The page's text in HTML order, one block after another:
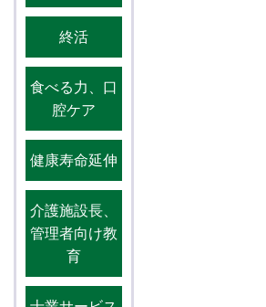
終活
食べる力、口
腔ケア
健康寿命延伸
介護施設長、
管理者向け教
育